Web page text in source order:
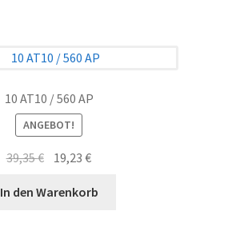
10 AT10 / 560 AP
ANGEBOT!
39,35€ Ursprünglicher
war:
19,23€Aktueller
ist:
In den Warenkorb